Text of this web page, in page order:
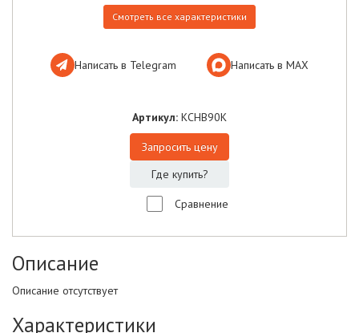
Смотреть все характеристики
Написать в Telegram Написать в МАХ
Артикул: КСНВ90К
Запросить цену
Где купить?
Сравнение
Описание
Описание отсутствует
Характеристики